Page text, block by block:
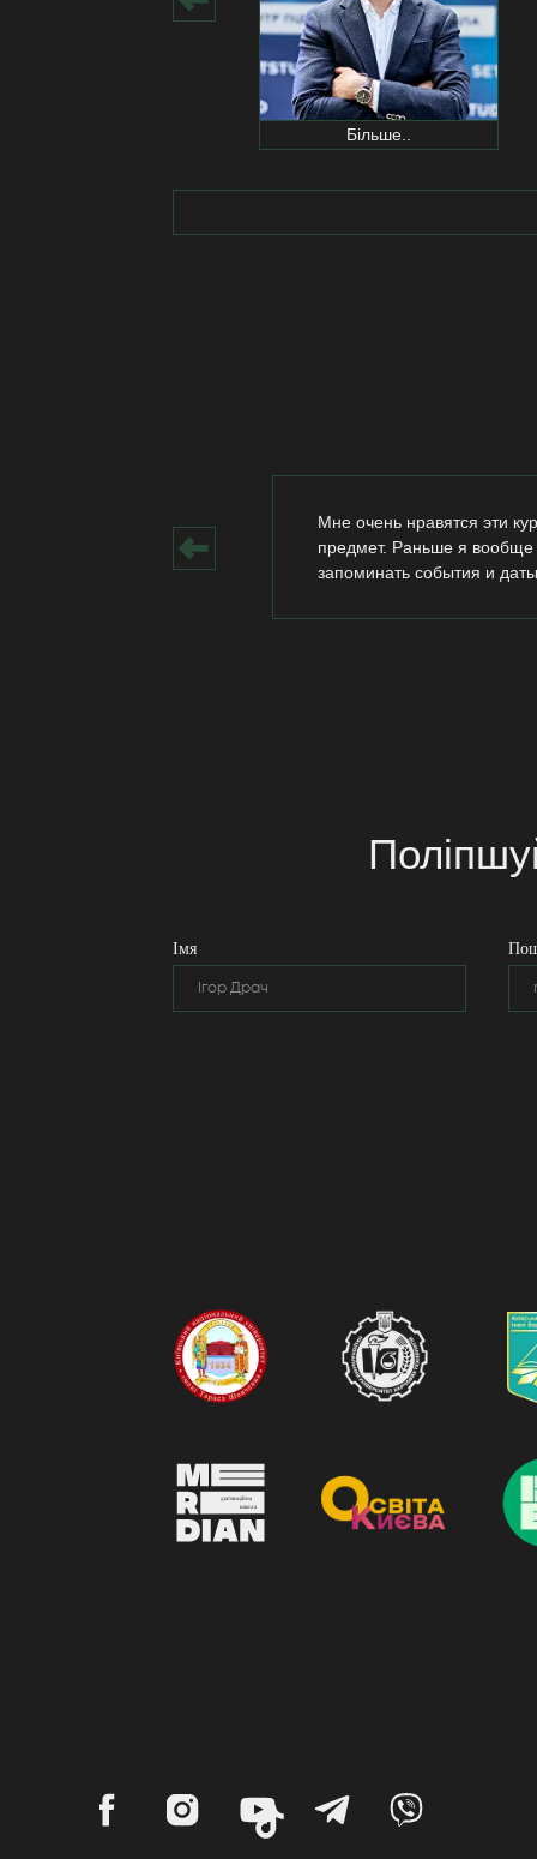
Більше..
Мне очень нравятся эти
предмет. Раньше я
запоминать события и
Імя